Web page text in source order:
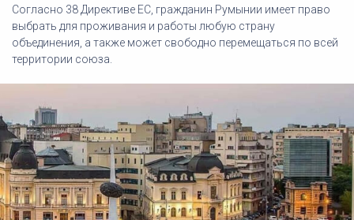
Согласно 38 Директиве ЕС, гражданин Румынии имеет право
выбрать для проживания и работы любую страну
объединения, а также может свободно перемещаться по всей
территории союза.